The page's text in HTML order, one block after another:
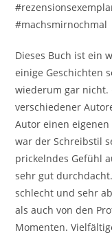
#machsmirnochmal
Dieses Buch ist ein
einige Geschichten
wiederum gar nicht.
verschiedener
Autor einen
war der Schreibstil
prickelndes Gefühl
sehr gut
schlecht und sehr
als auch von den
Momenten.